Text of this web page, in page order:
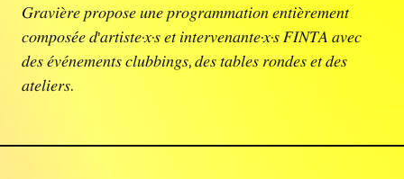
𝐺𝑟𝑎𝑣𝑖𝑒̀𝑟𝑒 𝑝𝑟𝑜𝑝𝑜𝑠𝑒 𝑢𝑛𝑒 𝑝𝑟𝑜𝑔𝑟𝑎𝑚𝑚𝑎𝑡𝑖𝑜𝑛 𝑒𝑛𝑡𝑖𝑒̀𝑟𝑒𝑚𝑒𝑛𝑡
𝑐𝑜𝑚𝑝𝑜𝑠𝑒́𝑒 𝑑’𝑎𝑟𝑡𝑖𝑠𝑡𝑒·𝑥·𝑠 𝑒𝑡 𝑖𝑛𝑡𝑒𝑟𝑣𝑒𝑛𝑎𝑛𝑡𝑒·𝑥·𝑠 𝐹𝐼𝑁𝑇𝐴 𝑎𝑣𝑒𝑐
𝑑𝑒𝑠 𝑒́𝑣𝑒́𝑛𝑒𝑚𝑒𝑛𝑡𝑠 𝑐𝑙𝑢𝑏𝑏𝑖𝑛𝑔𝑠, 𝑑𝑒𝑠 𝑡𝑎𝑏𝑙𝑒𝑠 𝑟𝑜𝑛𝑑𝑒𝑠 𝑒𝑡 𝑑𝑒𝑠
𝑎𝑡𝑒𝑙𝑖𝑒𝑟𝑠.